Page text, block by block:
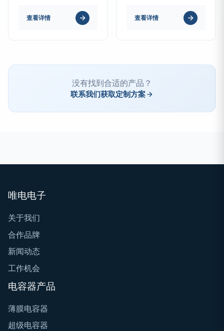
查看详情 查看详情
没有找到合适的产品？
联系我们获取定制方案
唯电电子
关于我们
合作品牌
新闻动态
工作机会
电容器产品
薄膜电容器
超级电容器